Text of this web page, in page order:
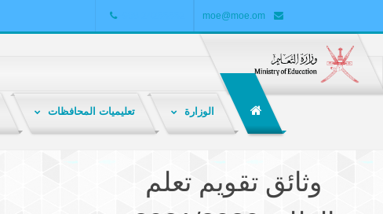
moe@moe.om
+968 24255552
الوزارة تعليميات المحافظات
وثائق تقويم تعلم